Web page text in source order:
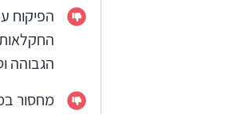
הפיקוח
הגבוהה
מחסור